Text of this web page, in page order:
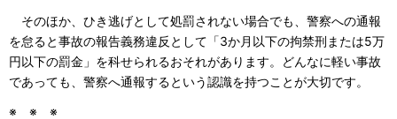
そのほか、ひき逃げとして処罰されない場合でも、警察への通報
を怠ると事故の報告義務違反として「3か月以下の拘禁刑または5万
円以下の罰金」を科せられるおそれがあります。どんなに軽い事故
であっても、警察へ通報するという認識を持つことが大切です。
※ ※ ※